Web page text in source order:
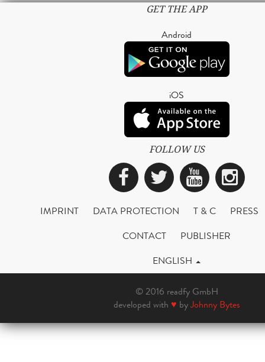
GET THE APP
Android
iOS
FOLLOW US
Facebook
Twitter
IMPRINT DATA PROTECTION T & C
PRESS
CONTACT
PUBLISHER
ENGLISH
© 2016 readfy GmbH
developed with ♥ byJohnny Bytes